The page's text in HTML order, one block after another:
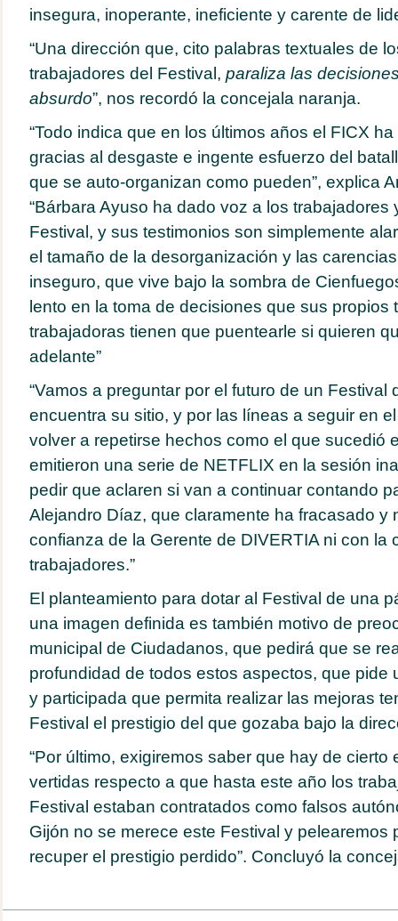
insegura, inoperante, ineficiente y carente de
“Una dirección que, cito palabras textuales de
trabajadores del Festival, paraliza las
absurdo”, nos recordó la concejala naranja.
“Todo indica que en los últimos años el FICX
gracias al desgaste e ingente esfuerzo del
que se auto-organizan como pueden”, explica
“Bárbara Ayuso ha dado voz a los trabajadores
Festival, y sus testimonios son simplemente
el tamaño de la desorganización y las
inseguro, que vive bajo la sombra de
lento en la toma de decisiones que sus propios
trabajadoras tienen que puentearle si quieren
adelante”
“Vamos a preguntar por el futuro de un Festival
encuentra su sitio, y por las líneas a seguir en
volver a repetirse hechos como el que sucedió
emitieron una serie de NETFLIX en la sesión
pedir que aclaren si van a continuar contando
Alejandro Díaz, que claramente ha fracasado y
confianza de la Gerente de DIVERTIA ni con la
trabajadores.”
El planteamiento para dotar al Festival de una
una imagen definida es también motivo de
municipal de Ciudadanos, que pedirá que se
profundidad de todos estos aspectos, que pide
y participada que permita realizar las mejoras
Festival el prestigio del que gozaba bajo la
“Por último, exigiremos saber que hay de cierto
vertidas respecto a que hasta este año los
Festival estaban contratados como falsos
Gijón no se merece este Festival y pelearemos
recuper el prestigio perdido”. Concluyó la